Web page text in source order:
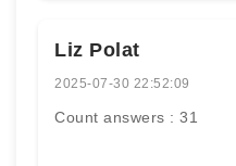
Liz Polat
2025-07-30 22:52:09
Count answers : 31